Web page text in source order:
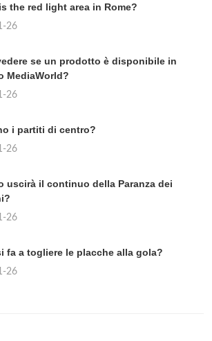
the red light area in Rome?
26
se un prodotto è disponibile in
MediaWorld?
26
i partiti di centro?
26
uscirà il continuo della Paranza dei
26
fa a togliere le placche alla gola?
26